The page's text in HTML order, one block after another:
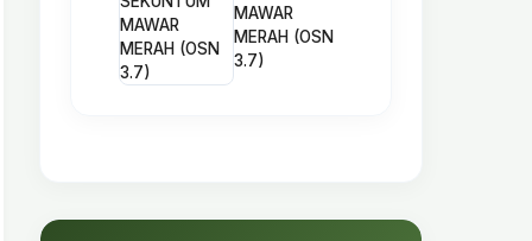
MAWAR
MERAH (OSN
3.7)